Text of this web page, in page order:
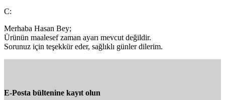
C:
Merhaba Hasan Bey;
Ürünün maalesef zaman ayarı mevcut değildir.
Sorunuz için teşekkür eder, sağlıklı günler dilerim.
E-Posta bültenine kayıt olun